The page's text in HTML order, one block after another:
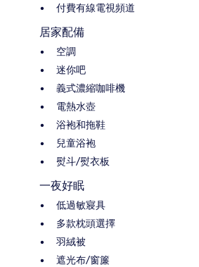
付費有線電視頻道
居家配備
空調
迷你吧
義式濃縮咖啡機
電熱水壺
浴袍和拖鞋
兒童浴袍
熨斗/熨衣板
一夜好眠
低過敏寢具
多款枕頭選擇
羽絨被
遮光布/窗簾